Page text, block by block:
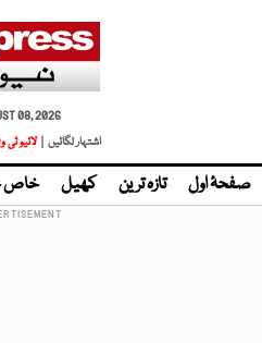
08, 2026
اشتہار لگائیں |
لائیو ٹی
صفحۂ اول تازہ ترین کھیل خاص